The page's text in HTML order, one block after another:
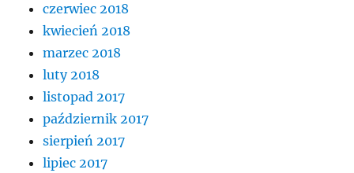
czerwiec 2018
kwiecień 2018
marzec 2018
luty 2018
listopad 2017
październik 2017
sierpień 2017
lipiec 2017